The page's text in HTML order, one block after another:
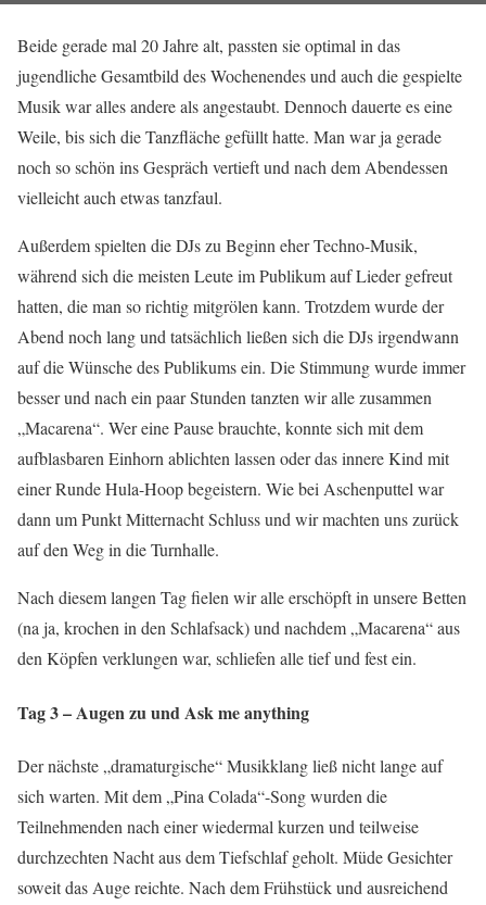
Beide gerade mal 20 Jahre alt, passten sie optimal in das
jugendliche Gesamtbild des Wochenendes und auch die gespielte
Musik war alles andere als angestaubt. Dennoch dauerte es eine
Weile, bis sich die Tanzfläche gefüllt hatte. Man war ja gerade
noch so schön ins Gespräch vertieft und nach dem Abendessen
vielleicht auch etwas tanzfaul.
Außerdem spielten die DJs zu Beginn eher Techno-Musik,
während sich die meisten Leute im Publikum auf Lieder gefreut
hatten, die man so richtig mitgrölen kann. Trotzdem wurde der
Abend noch lang und tatsächlich ließen sich die DJs irgendwann
auf die Wünsche des Publikums ein. Die Stimmung wurde immer
besser und nach ein paar Stunden tanzten wir alle zusammen
„Macarena“. Wer eine Pause brauchte, konnte sich mit dem
aufblasbaren Einhorn ablichten lassen oder das innere Kind mit
einer Runde Hula-Hoop begeistern. Wie bei Aschenputtel war
dann um Punkt Mitternacht Schluss und wir machten uns zurück
auf den Weg in die Turnhalle.
Nach diesem langen Tag fielen wir alle erschöpft in unsere Betten
(na ja, krochen in den Schlafsack) und nachdem „Macarena“ aus
den Köpfen verklungen war, schliefen alle tief und fest ein.
Tag 3 – Augen zu und Ask me anything
Der nächste „dramaturgische“ Musikklang ließ nicht lange auf
sich warten. Mit dem „Pina Colada“-Song wurden die
Teilnehmenden nach einer wiedermal kurzen und teilweise
durchzechten Nacht aus dem Tiefschlaf geholt. Müde Gesichter
soweit das Auge reichte. Nach dem Frühstück und ausreichend